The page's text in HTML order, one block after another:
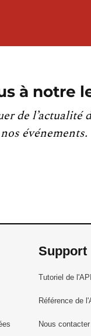
à notre
de l’actualité
événements.
Support
Tutoriel de l'API
Référence de
Nous contacter